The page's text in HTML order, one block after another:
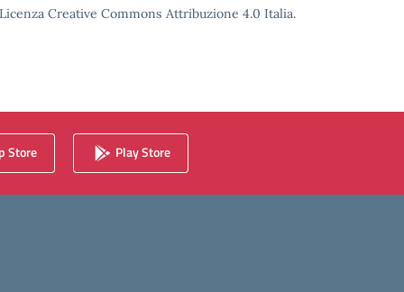
Creative Commons Attribuzione 4.0 Italia.
Store Play Store